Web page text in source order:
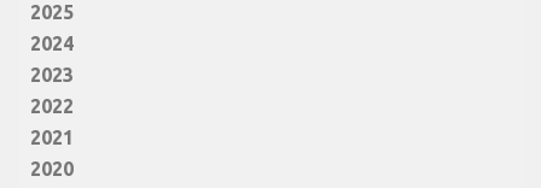
2025
2024
2023
2022
2021
2020